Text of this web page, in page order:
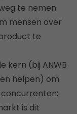
te nemen
mensen over
te
kern (bij ANWB
helpen) om
is dit